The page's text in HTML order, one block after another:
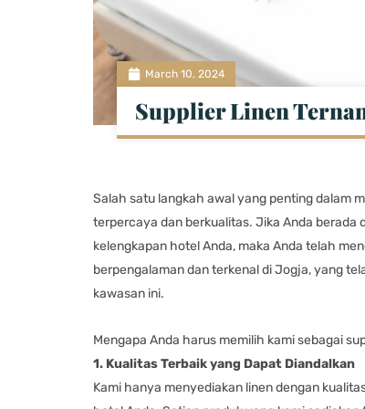
March 10, 2024
Supplier Linen
Salah satu langkah awal yang penting dalam
terpercaya dan berkualitas. Jika Anda berada
kelengkapan hotel Anda, maka Anda telah
berpengalaman dan terkenal di Jogja, yang
kawasan ini.
Mengapa Anda harus memilih kami sebagai
1. Kualitas Terbaik yang Dapat Diandalkan
Kami hanya menyediakan linen dengan